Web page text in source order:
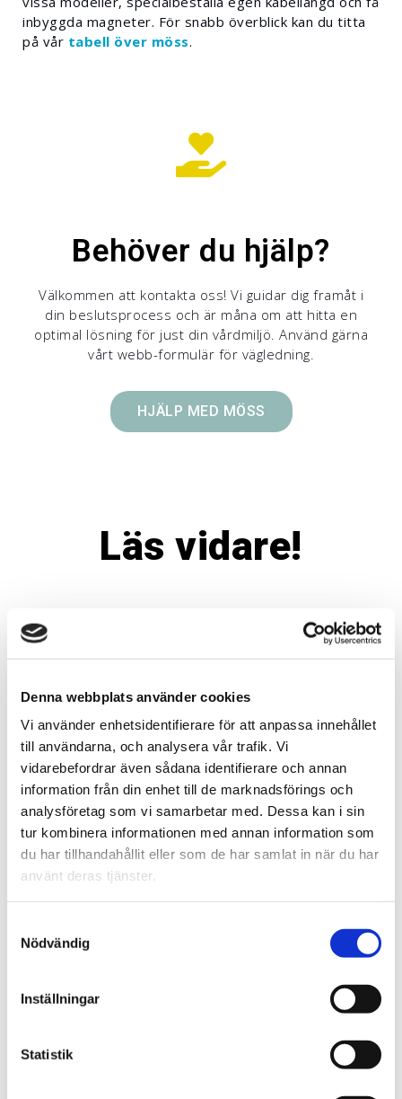
Denna webbplats använder cookies
Vi använder enhetsidentifierare för att anpassa innehållet
till användarna, och analysera vår trafik. Vi
vidarebefordrar även sådana identifierare och annan
information från din enhet till de marknadsförings och
analysföretag som vi samarbetar med. Dessa kan i sin
tur kombinera informationen med annan information som
du har tillhandahållit eller som de har samlat in när du har
använt deras tjänster.
Nödvändig
Inställningar
Statistik
inbyggda magneter. För snabb överblick kan du titta
på vår tabell över möss.
Behöver du hjälp?
Välkommen att kontakta oss! Vi guidar dig framåt i
din beslutsprocess och är måna om att hitta en
optimal lösning för just din vårdmiljö. Använd gärna
vårt webb-formulär för vägledning.
HJÄLP MED MÖSS
Läs vidare!
M2L-WT
Lasermus anpassad för vårdmiljö med
scrollfunktion. 5 knappar. IP68.